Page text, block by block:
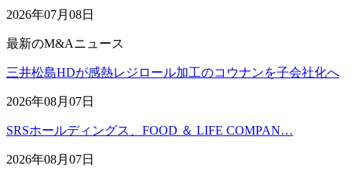
2026年07月08日
最新のM&Aニュース
三井松島HDが感熱レジロール加工のコウナンを子会社化へ
2026年08月07日
SRSホールディングス、FOOD ＆ LIFE COMPAN…
2026年08月07日